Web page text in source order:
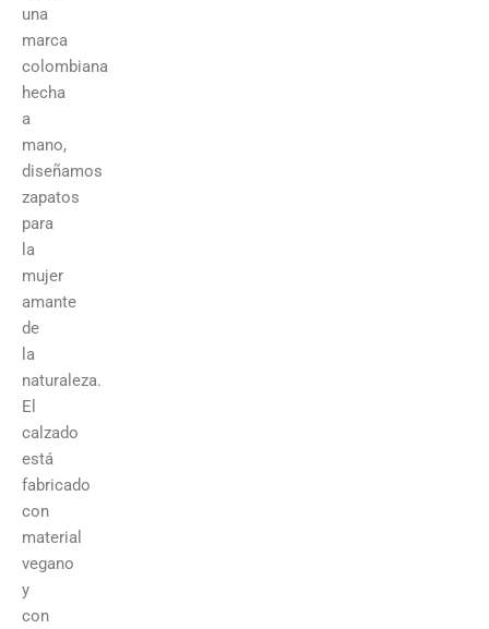
una
marca
colombiana
hecha
a
mano,
diseñamos
zapatos
para
la
mujer
amante
de
la
naturaleza.
El
calzado
está
fabricado
con
material
vegano
y
con